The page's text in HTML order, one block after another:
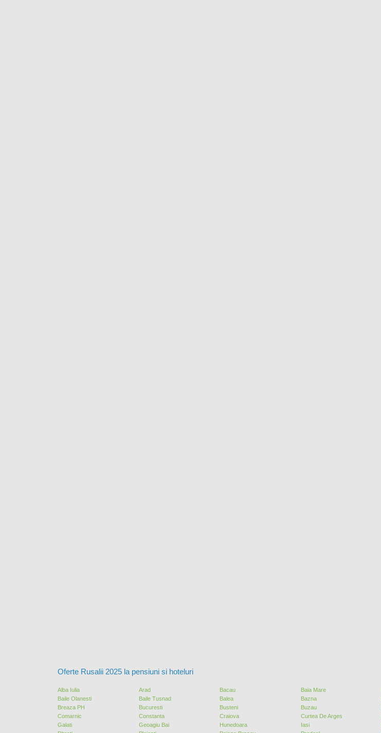
Oferte Rusalii 2025 la pensiuni si hoteluri
Alba Iulia Arad Bacau Baia Mare
Baile Olanesti
Baile Tusnad Balea Bazna
Breaza PH
Bucuresti Busteni Buzau
Comarnic
Constanta Craiova Curtea De Arges
Galati
Geoagiu Bai Hunedoara Iasi